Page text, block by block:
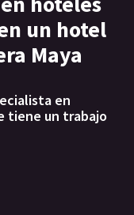
un hotel
Maya
en
tiene un trabajo